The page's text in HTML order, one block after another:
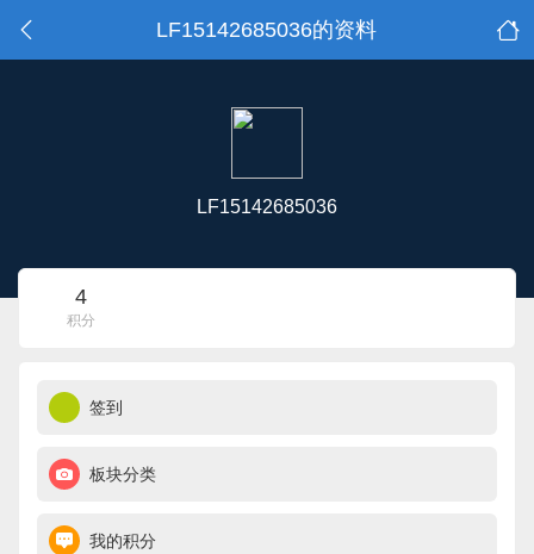
LF15142685036的资料
LF15142685036
4
积分
签到
板块分类
我的积分